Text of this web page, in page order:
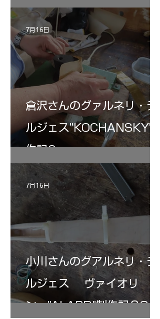
倉沢さんのグァルネリ・デ
ルジェス”KOCHANSKY"制
作記6
7月16日
小川さんのグアルネリ・デ
ルジェス ヴァイオリ
ン ”ALARD"制作記３3
7月16日